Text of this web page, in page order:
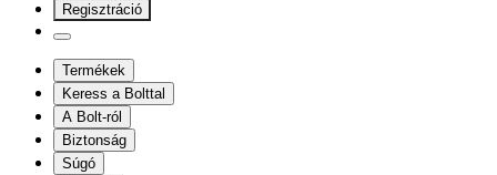
Regisztráció
Termékek
Keress a Bolttal
A Bolt-ról
Biztonság
Súgó